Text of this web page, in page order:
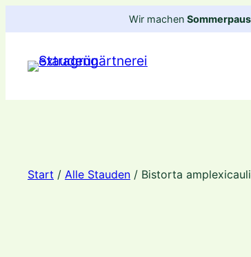
Inhalt
springen
Wir machen
Start / Alle Stauden / Bistorta